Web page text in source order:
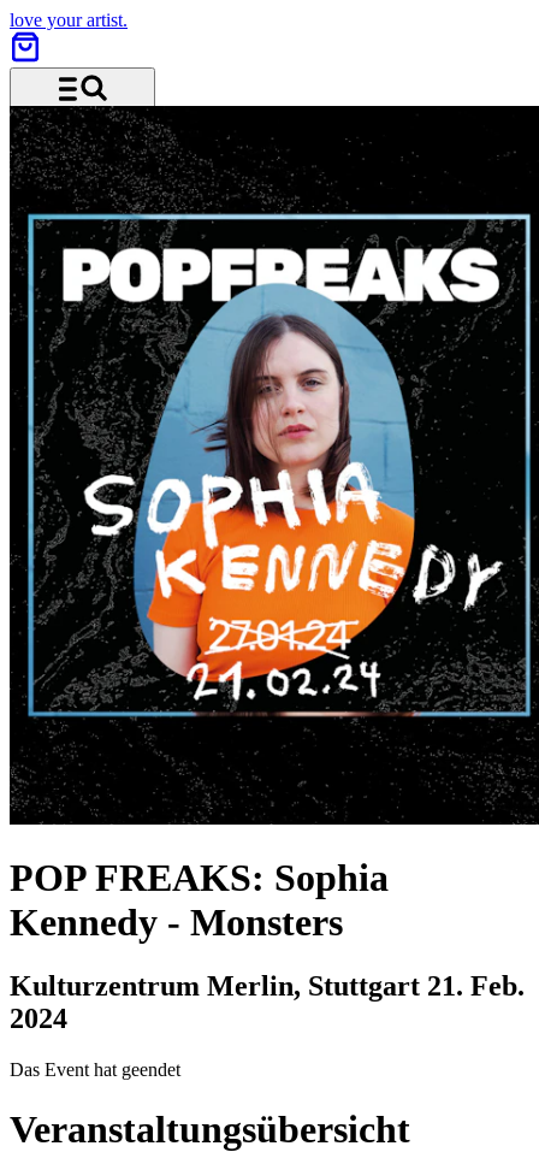
love your artist.
Menü und Suche
POP FREAKS: Sophia
Kennedy - Monsters
Kulturzentrum Merlin, Stuttgart 21. Feb.
2024
Das Event hat geendet
Veranstaltungsübersicht